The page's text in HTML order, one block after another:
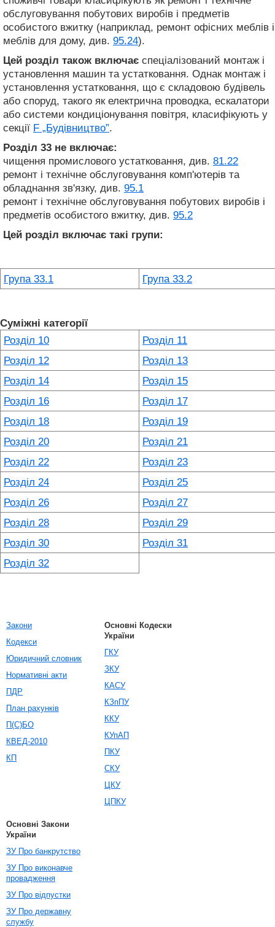
обслуговування побутових виробів і предметів
особистого вжитку (наприклад, ремонт офісних меблів і
меблів для дому, див. 95.24).
Цей розділ також включає спеціалізований монтаж і
установлення машин та устатковання. Однак монтаж і
установлення устатковання, що є складовою будівель
або споруд, такого як електрична проводка, ескалатори
або системи кондиціонування повітря, класифікують у
секції F „Будівництво”.
Розділ 33 не включає:
чищення промислового устатковання, див. 81.22
ремонт і технічне обслуговування комп'ютерів та
обладнання зв'язку, див. 95.1
ремонт і технічне обслуговування побутових виробів і
предметів особистого вжитку, див. 95.2
Цей розділ включає такі групи:
Група 33.1 Група 33.2
Суміжні категорії
Розділ 10
Розділ 11
Розділ 12
Розділ 13
Розділ 14
Розділ 15
Розділ 16
Розділ 17
Розділ 18
Розділ 19
Розділ 20
Розділ 21
Розділ 22
Розділ 23
Розділ 24
Розділ 25
Розділ 26
Розділ 27
Розділ 28
Розділ 29
Розділ 30
Розділ 31
Розділ 32
Закони
Кодекси
Юридичний словник
Нормативні акти
ПДР
План рахунків
П(С)БО
КВЕД-2010
КП
Основні Кодески
України
ГКУ
ЗКУ
КАСУ
КЗпПУ
ККУ
КУпАП
ПКУ
СКУ
ЦКУ
ЦПКУ
Основні Закони
України
ЗУ Про банкрутство
ЗУ Про виконавче
провадження
ЗУ Про відпустки
ЗУ Про державну
службу